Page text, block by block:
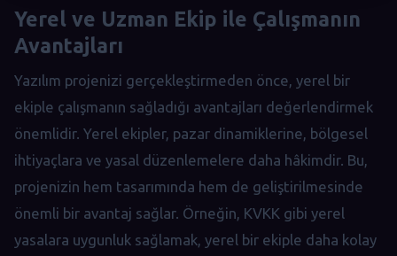
Yerel ve Uzman Ekip ile Çalışmanın
Avantajları
Yazılım projenizi gerçekleştirmeden önce, yerel bir
ekiple çalışmanın sağladığı avantajları değerlendirmek
önemlidir. Yerel ekipler, pazar dinamiklerine, bölgesel
ihtiyaçlara ve yasal düzenlemelere daha hâkimdir. Bu,
projenizin hem tasarımında hem de geliştirilmesinde
önemli bir avantaj sağlar. Örneğin, KVKK gibi yerel
yasalara uygunluk sağlamak, yerel bir ekiple daha kolay